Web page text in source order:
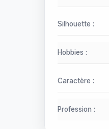
Silhouette :
Hobbies :
Caractère :
Profession :